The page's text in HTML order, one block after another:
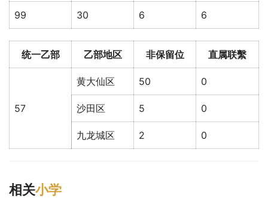
99 30 6 6
统一乙部 乙部地区 非保留位 直属联繫
57
黄大仙区 50 0
沙田区 5 0
九龙城区 2 0
相关小学